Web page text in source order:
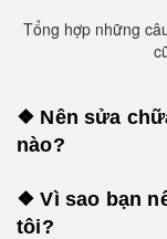
Tổng hợp những
❖ Nên sửa
nào?
❖ Vì sao bạn
tôi?